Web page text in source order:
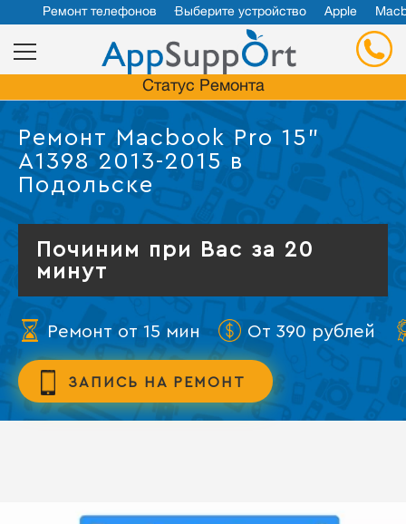
Ремонт телефонов Выберите устройство Apple
Статус Ремонта
Ремонт Macbook Pro 15"
A1398 2013-2015 в
Подольске
Починим при Вас за 20
минут
Ремонт от 15 мин От 390 рублей
ЗАПИСЬ НА РЕМОНТ